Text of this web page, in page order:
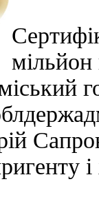
мільйон